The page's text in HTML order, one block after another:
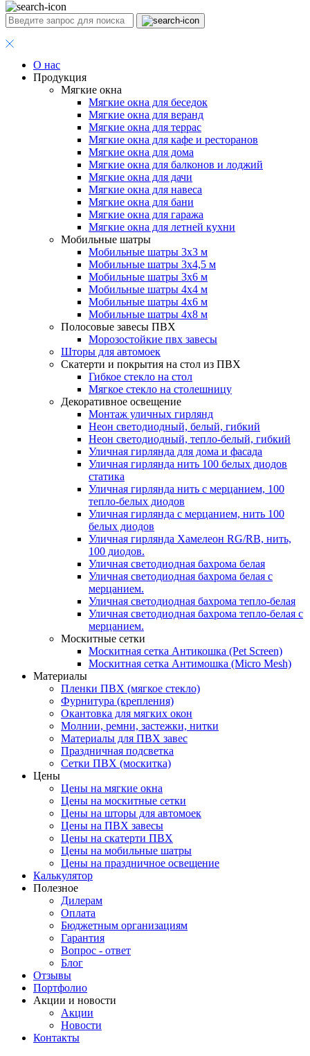
О нас
Продукция
Мягкие окна
Мягкие окна для беседок
Мягкие окна для веранд
Мягкие окна для террас
Мягкие окна для кафе и ресторанов
Мягкие окна для дома
Мягкие окна для балконов и лоджий
Мягкие окна для дачи
Мягкие окна для навеса
Мягкие окна для бани
Мягкие окна для гаража
Мягкие окна для летней кухни
Мобильные шатры
Мобильные шатры 3х3 м
Мобильные шатры 3х4,5 м
Мобильные шатры 3х6 м
Мобильные шатры 4х4 м
Мобильные шатры 4х6 м
Мобильные шатры 4х8 м
Полосовые завесы ПВХ
Морозостойкие пвх завесы
Шторы для автомоек
Скатерти и покрытия на стол из ПВХ
Гибкое стекло на стол
Мягкое стекло на столешницу
Декоративное освещение
Монтаж уличных гирлянд
Неон светодиодный, белый, гибкий
Неон светодиодный, тепло-белый, гибкий
Уличная гирлянда для дома и фасада
Уличная гирлянда нить 100 белых диодов
статика
Уличная гирлянда нить с мерцанием, 100
тепло-белых диодов
Уличная гирлянда с мерцанием, нить 100
белых диодов
Уличная гирлянда Хамелеон RG/RB, нить,
100 диодов.
Уличная светодиодная бахрома белая
Уличная светодиодная бахрома белая с
мерцанием.
Уличная светодиодная бахрома тепло-белая
Уличная светодиодная бахрома тепло-белая с
мерцанием.
Москитные сетки
Москитная сетка Антикошка (Pet Screen)
Москитная сетка Антимошка (Micro Mesh)
Материалы
Пленки ПВХ (мягкое стекло)
Фурнитура (крепления)
Окантовка для мягких окон
Молнии, ремни, застежки, нитки
Материалы для ПВХ завес
Праздничная подсветка
Сетки ПВХ (москитка)
Цены
Цены на мягкие окна
Цены на москитные сетки
Цены на шторы для автомоек
Цены на ПВХ завесы
Цены на скатерти ПВХ
Цены на мобильные шатры
Цены на праздничное освещение
Калькулятор
Полезное
Дилерам
Оплата
Бюджетным организациям
Гарантия
Вопрос - ответ
Блог
Отзывы
Портфолио
Акции и новости
Акции
Новости
Контакты